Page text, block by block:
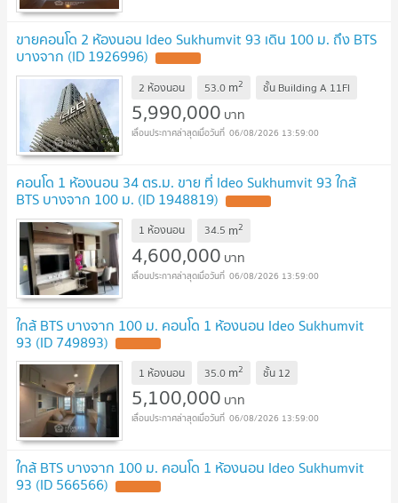
ขายคอนโด 2 ห้องนอน Ideo Sukhumvit 93 เดิน 100 ม. ถึง BTS
บางจาก (ID 1926996)
2 ห้องนอน 53.0 m2 ชั้น Building A 11Fl
5,990,000 บาท
06/08/2026 13:59:00
คอนโด 1 ห้องนอน 34 ตร.ม. ขาย ที่ Ideo Sukhumvit 93 ใกล้
BTS บางจาก 100 ม. (ID 1948819)
1 ห้องนอน 34.5 m2
4,600,000 บาท
06/08/2026 13:59:00
ใกล้ BTS บางจาก 100 ม. คอนโด 1 ห้องนอน Ideo Sukhumvit
93 (ID 749893)
1 ห้องนอน 35.0 m2 ชั้น 12
5,100,000 บาท
06/08/2026 13:59:00
ใกล้ BTS บางจาก 100 ม. คอนโด 1 ห้องนอน Ideo Sukhumvit
93 (ID 566566)